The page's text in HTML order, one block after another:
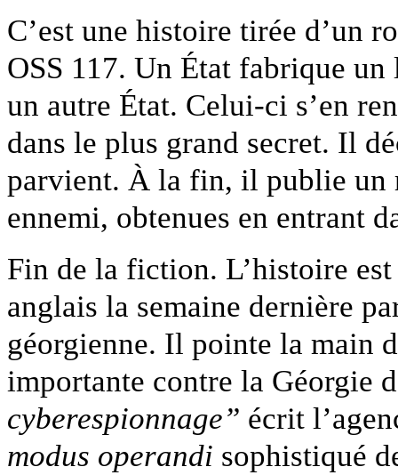
C’est une histoire tirée d’un
OSS 117. Un État fabrique
un autre État. Celui-ci s’en
dans le plus grand secret. Il
parvient. À la fin, il publie un
ennemi, obtenues en entrant
Fin de la fiction. L’histoire
anglais la semaine dernière
géorgienne. Il pointe la main
importante contre la Géorgie
cyberespionnage” écrit
modus operandi sophistiqué